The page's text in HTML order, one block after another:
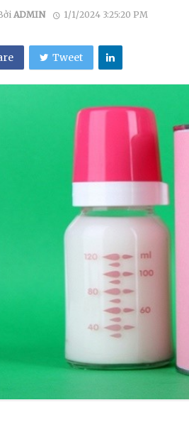
ADMIN 1/1/2024 3:25:20 PM
Tweet